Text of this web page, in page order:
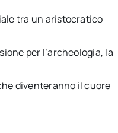
tra un aristocratico
per l’archeologia, la
diventeranno il cuore